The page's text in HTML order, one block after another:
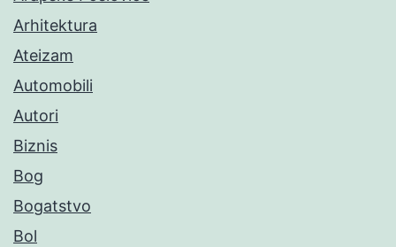
Arhitektura
Ateizam
Automobili
Autori
Biznis
Bog
Bogatstvo
Bol